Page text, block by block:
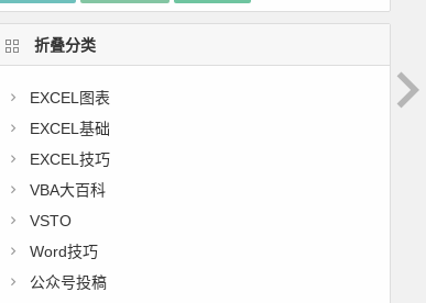
折叠分类
EXCEL图表
EXCEL基础
EXCEL技巧
VBA大百科
VSTO
Word技巧
公众号投稿